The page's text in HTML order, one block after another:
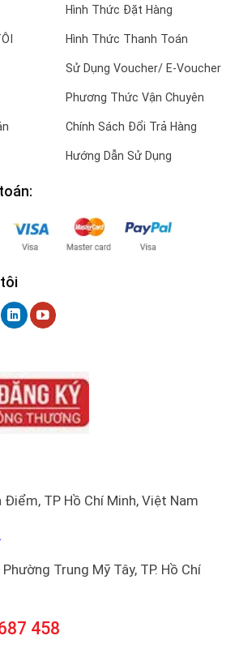
Hình Thức Đặt Hàng
Hình Thức Thanh Toán
Sử Dụng Voucher/ E-Voucher
Phương Thức Vận Chuyên
Chính Sách Đổi Trả Hàng
Hướng Dẫn Sử Dụng
Điểm, TP Hồ Chí Minh, Việt Nam
Trung Mỹ Tây, TP. Hồ Chí
458